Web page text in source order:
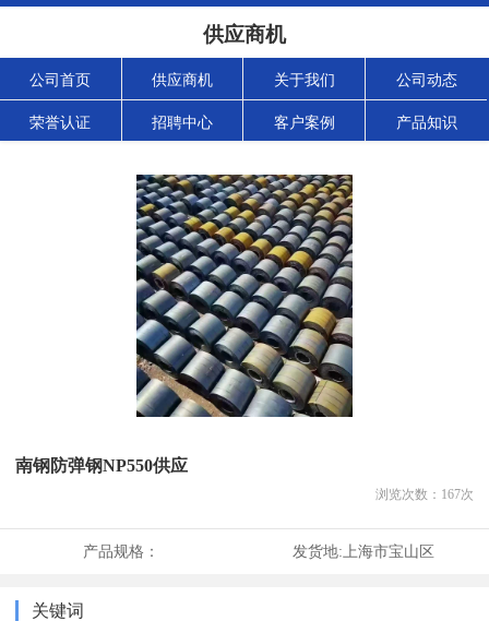
供应商机
公司首页 供应商机 关于我们 公司动态
荣誉认证 招聘中心 客户案例 产品知识
南钢防弹钢NP550供应
浏览次数： 167次
产品规格： 发货地: 上海市宝山区
关键词